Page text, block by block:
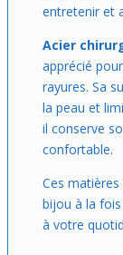
entretenir et
Acier
apprécié
rayures. Sa
la peau et
il conserve
confortable.
Ces
bijou à la
à votre